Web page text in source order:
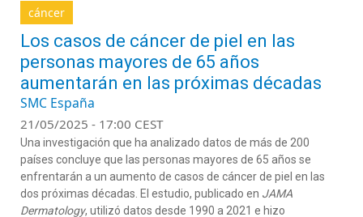
cáncer
Los casos de cáncer de piel en las
personas mayores de 65 años
aumentarán en las próximas décadas
SMC España
21/05/2025 - 17:00 CEST
Una investigación que ha analizado datos de más de 200
países concluye que las personas mayores de 65 años se
enfrentarán a un aumento de casos de cáncer de piel en las
dos próximas décadas. El estudio, publicado en JAMA
Dermatology, utilizó datos desde 1990 a 2021 e hizo